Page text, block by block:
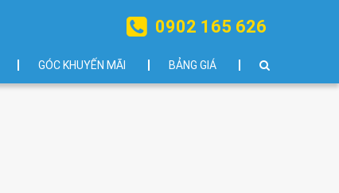
GÓC KHUYẾN MÃI BẢNG GIÁ
0902 165 626